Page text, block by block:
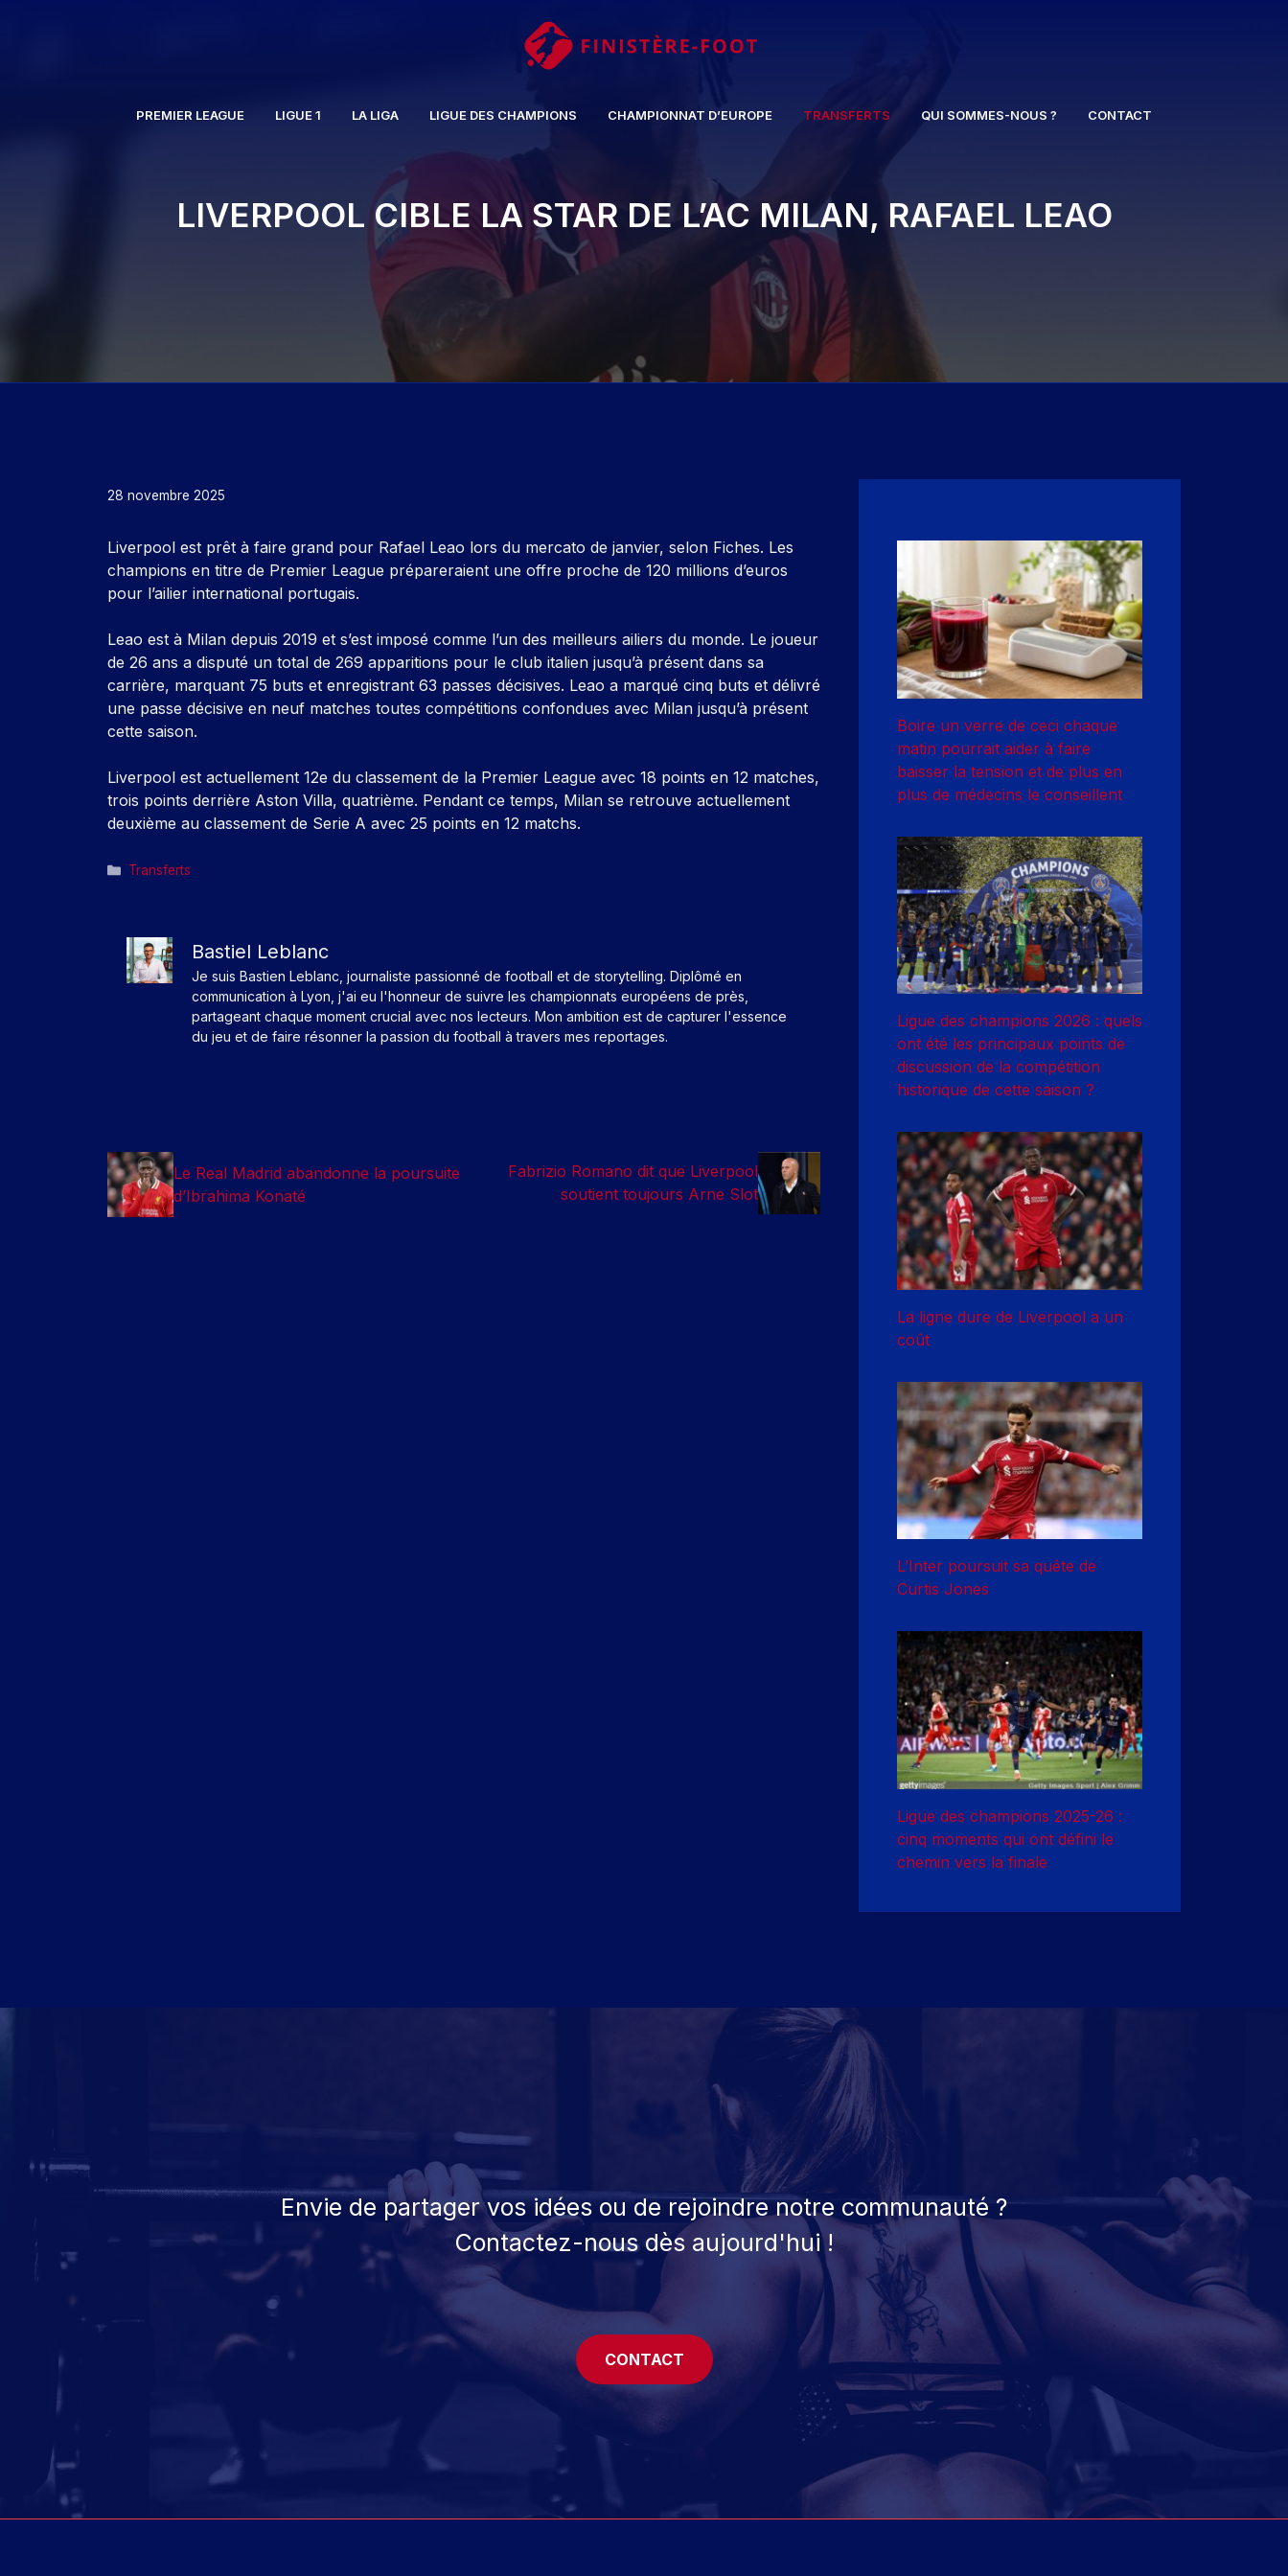
PREMIER LEAGUE LIGUE 1 LA LIGA LIGUE DES CHAMPIONS CHAMPIONNAT D’EUROPE TRANSFERTS QUI SOMMES-NOUS ? CONTACT
LIVERPOOL CIBLE LA STAR DE L’AC MILAN, RAFAEL LEAO
28 novembre 2025
Liverpool est prêt à faire grand pour Rafael Leao lors du mercato de janvier, selon Fiches. Les
champions en titre de Premier League prépareraient une offre proche de 120 millions d’euros
pour l’ailier international portugais.
Leao est à Milan depuis 2019 et s’est imposé comme l’un des meilleurs ailiers du monde. Le joueur
de 26 ans a disputé un total de 269 apparitions pour le club italien jusqu’à présent dans sa
carrière, marquant 75 buts et enregistrant 63 passes décisives. Leao a marqué cinq buts et délivré
une passe décisive en neuf matches toutes compétitions confondues avec Milan jusqu’à présent
cette saison.
Liverpool est actuellement 12e du classement de la Premier League avec 18 points en 12 matches,
trois points derrière Aston Villa, quatrième. Pendant ce temps, Milan se retrouve actuellement
deuxième au classement de Serie A avec 25 points en 12 matchs.
Catégories
Transferts
Bastiel Leblanc
Je suis Bastien Leblanc, journaliste passionné de football et de storytelling. Diplômé en
communication à Lyon, j'ai eu l'honneur de suivre les championnats européens de près,
partageant chaque moment crucial avec nos lecteurs. Mon ambition est de capturer l'essence
du jeu et de faire résonner la passion du football à travers mes reportages.
Le Real Madrid abandonne la poursuite
d’Ibrahima Konaté
Fabrizio Romano dit que Liverpool
soutient toujours Arne Slot
Boire un verre de ceci chaque
matin pourrait aider à faire
baisser la tension et de plus en
plus de médecins le conseillent
Ligue des champions 2026 : quels
ont été les principaux points de
discussion de la compétition
historique de cette saison ?
La ligne dure de Liverpool a un
coût
L’Inter poursuit sa quête de
Curtis Jones
Ligue des champions 2025-26 :
cinq moments qui ont défini le
chemin vers la finale
Envie de partager vos idées ou de rejoindre notre communauté ?
Contactez-nous dès aujourd'hui !
CONTACT